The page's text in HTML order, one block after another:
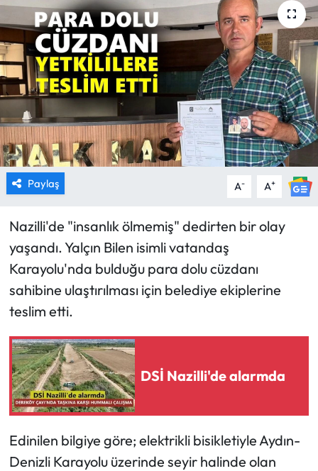
Paylaş A- A+
Nazilli'de "insanlık ölmemiş" dedirten bir olay
yaşandı. Yalçın Bilen isimli vatandaş
Karayolu'nda bulduğu para dolu cüzdanı
sahibine ulaştırılması için belediye ekiplerine
teslim etti.
DSİ Nazilli'de alarmda
Edinilen bilgiye göre; elektrikli bisikletiyle Aydın-
Denizli Karayolu üzerinde seyir halinde olan
SİYASET
SPOR
TARIM
TURİZM
YAŞAM